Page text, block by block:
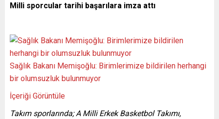
Milli sporcular tarihi başarılara imza attı
Sağlık Bakanı Memişoğlu: Birimlerimize bildirilen herhangi
bir olumsuzluk bulunmuyor
İçeriği Görüntüle
Takım sporlarında; A Milli Erkek Basketbol Takımı,